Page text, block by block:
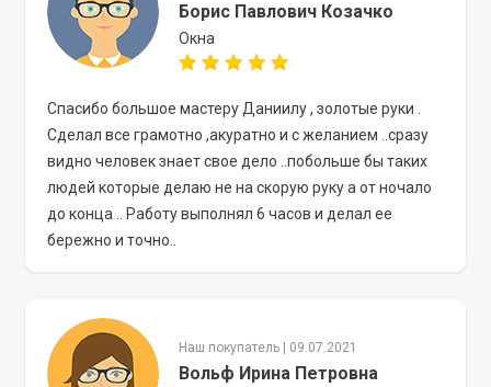
Борис Павлович Козачко
Окна
Спасибо большое мастеру Даниилу , золотые руки .
Сделал все грамотно ,акуратно и с желанием ..сразу
видно человек знает свое дело ..побольше бы таких
людей которые делаю не на скорую руку а от ночало
до конца .. Работу выполнял 6 часов и делал ее
бережно и точно..
Наш покупатель | 09.07.2021
Вольф Ирина Петровна